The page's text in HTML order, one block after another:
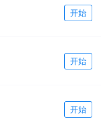
开始
开始
开始